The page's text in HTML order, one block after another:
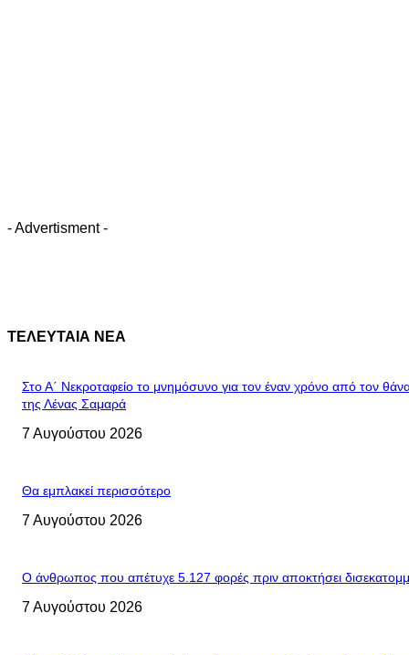
- Advertisment -
ΤΕΛΕΥΤΑΙΑ ΝΕΑ
Στο Α΄ Νεκροταφείο το μνημόσυνο για τον έναν χρόνο από τον
της Λένας Σαμαρά
7 Αυγούστου 2026
Θα εμπλακεί περισσότερο
7 Αυγούστου 2026
Ο άνθρωπος που απέτυχε 5.127 φορές πριν αποκτήσει
7 Αυγούστου 2026